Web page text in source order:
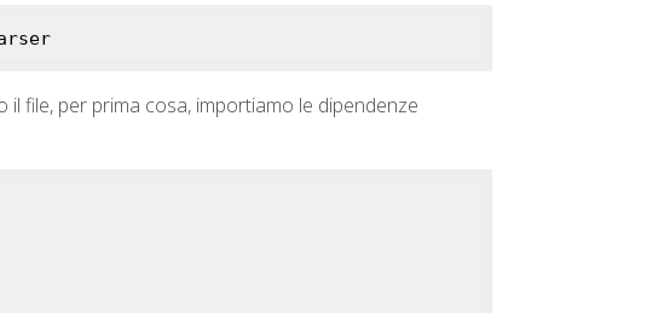
il file, per prima cosa, importiamo le dipendenze